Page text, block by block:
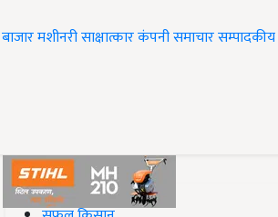
बाजारमशीनरीसाक्षात्कारकंपनी समाचारसम्पादकीय
#Top on Krishi Jagran